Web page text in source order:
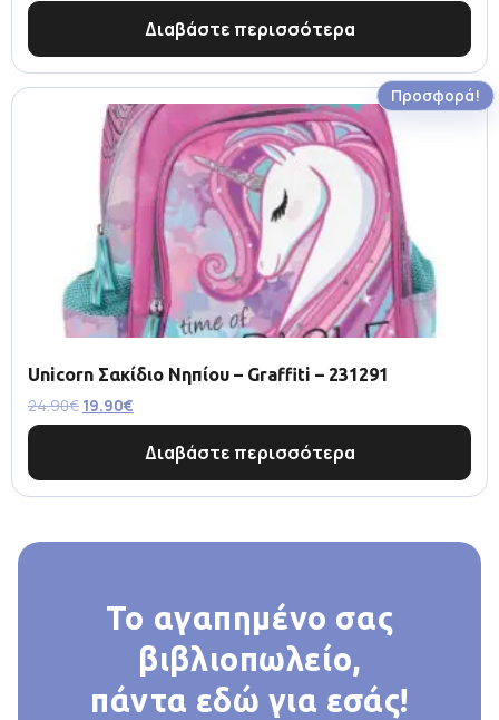
Διαβάστε περισσότερα
Προσφορά!
Unicorn Σακίδιο Νηπίου – Graffiti – 231291
24.90€ 19.90€
Διαβάστε περισσότερα
Το αγαπημένο σας
βιβλιοπωλείο,
πάντα εδώ για εσάς!